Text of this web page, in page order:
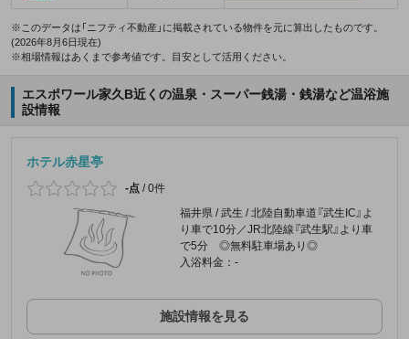
※このデータは「ニフティ不動産」に掲載されている物件を元に算出したものです。
(2026年8月6日現在)
※相場情報はあくまで参考値です。目安として活用ください。
エスポワール家久B近くの温泉・スーパー銭湯・銭湯など温浴施
設情報
ホテル赤星亭
-点 /0件
福井県 / 武生 / 北陸自動車道『武生IC』よ
り車で10分／JR北陸線『武生駅』より車
で5分 ◎無料駐車場あり◎
入浴料金：-
施設情報を見る